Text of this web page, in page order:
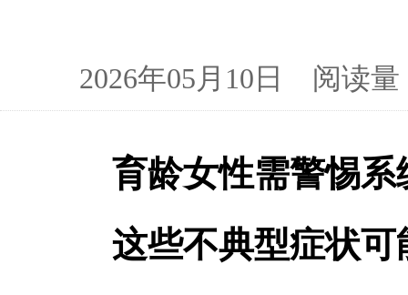
2026年05月10日 阅读
育龄女性需警惕
这些不典型症状